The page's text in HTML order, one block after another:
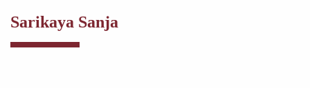
Sarikaya Sanja